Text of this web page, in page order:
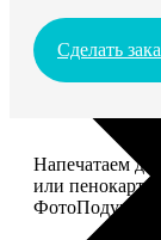
Сделать
Напечатаем
или
ФотоПодушки